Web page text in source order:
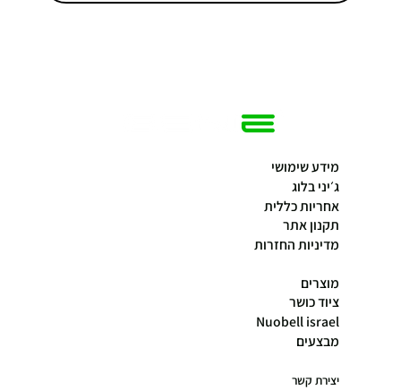
מידע שימושי
ג׳יני בלוג
אחריות כללית
תקנון אתר
מדיניות החזרות
מוצרים
ציוד כושר
Nuobell israel
מבצעים
יצירת קשר